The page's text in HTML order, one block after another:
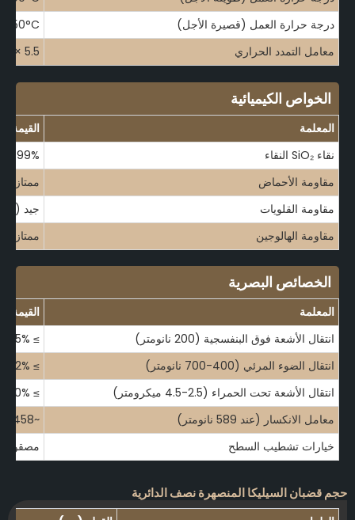
درجة حرارة العمل (قصيرة الأجل)
1450°C
معامل التمدد الحراري
5.5 × 10-⁷ /°C
الخواص الكيميائية
المعلمة
القيمة/
نقاء SiO₂ النقاء
99% - 99.981.98%
مقاومة الأحماض
ممتاز
مقاومة القلويات
جيد
مقاومة الهالوجين
ممتاز
الخصائص البصرية
المعلمة
القيمة/
انتقال الأشعة فوق البنفسجية (200 نانومتر)
انتقال الضوء المرئي (400-700 نانومتر)
انتقال الأشعة تحت الحمراء (2.5-4.5 ميكرومتر)
معامل الانكسار (عند 589 نانومتر)
خيارات تشطيب السطح
مصقول/
قضبان السيليكا المنصهرة نصف الدائرية